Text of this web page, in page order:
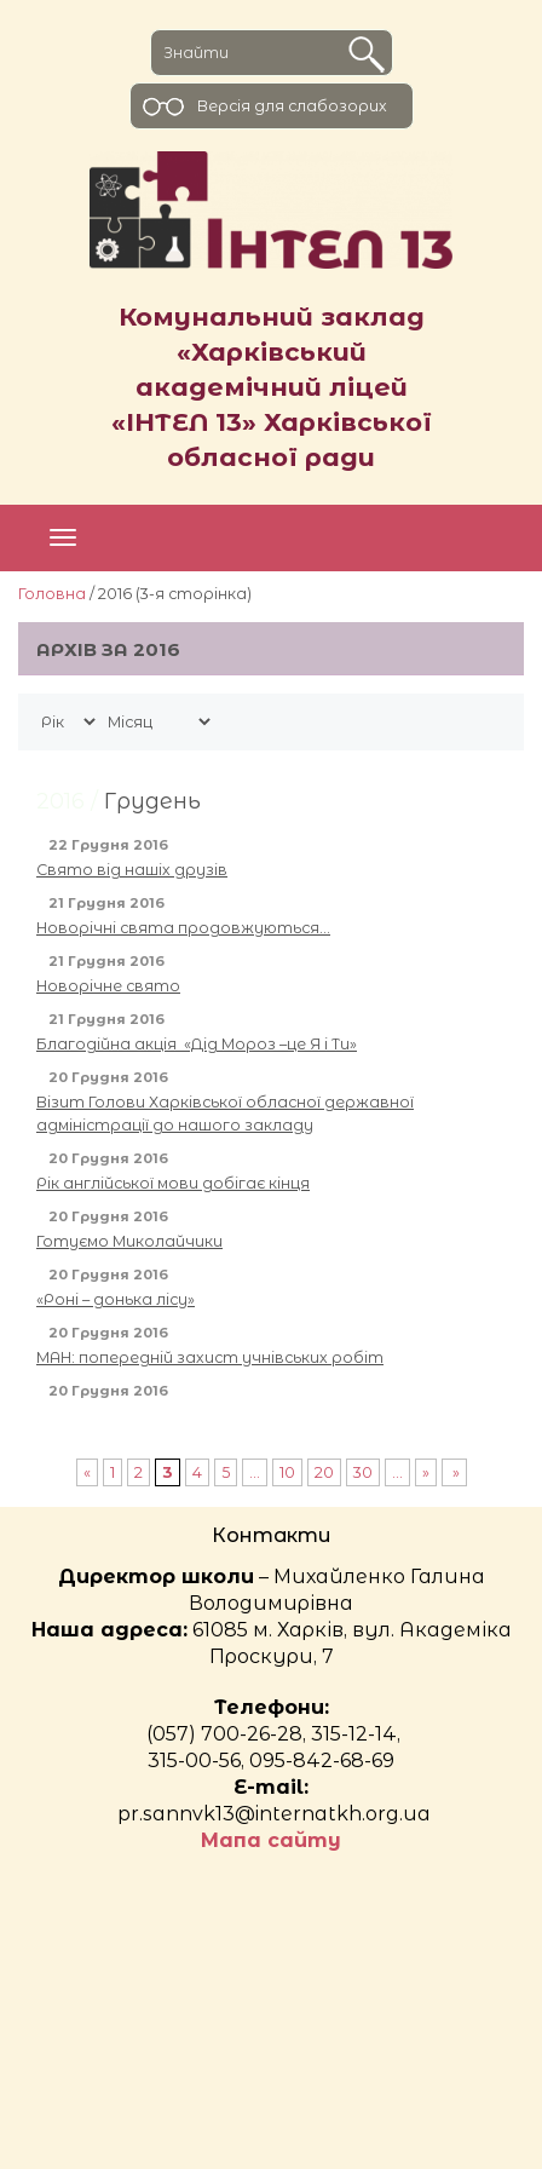
Комунальний заклад
«Харківський
академічний ліцей
«ІНТЕЛ 13» Харківської
обласної ради
Версiя для слабозорих
Головна / 2016 (3-я сторiнка)
АРХІВ ЗА 2016
Грудень
22 Грудня 2016
Свято від нашіх друзів
21 Грудня 2016
Новорічні свята продовжуються…
21 Грудня 2016
Новорічне свято
21 Грудня 2016
Благодійна акція «Дід Мороз –це Я і Ти»
20 Грудня 2016
Візит Голови Харківської обласної державної
адміністрації до нашого закладу
20 Грудня 2016
Рік англійської мови добігає кінця
20 Грудня 2016
Готуємо Миколайчики
20 Грудня 2016
«Роні – донька лісу»
20 Грудня 2016
МАН: попередній захист учнівських робіт
20 Грудня 2016
« 1 2 3 4 5 10 20 30 » »
Контакти
Директор школи – Михайленко Галина
Володимирівна
Наша адреса:61085 м. Харків, вул. Академіка
Проскури, 7
Телефони:
(057) 700-26-28, 315-12-14,
315-00-56, 095-842-68-69
E-mail:
pr.sannvk13@internatkh.org.ua
Мапа сайту